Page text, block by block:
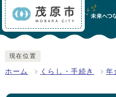
現在位置
ホーム くらし・手続き 年